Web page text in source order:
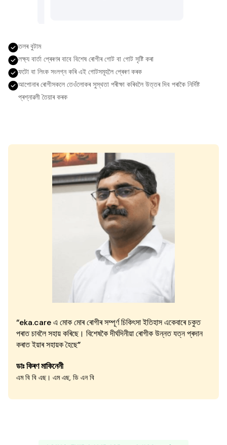
তলৰ বুটাম
লক্ষ্য বাৰ্তা প্ৰেৰণৰ বাবে বিশেষ ৰোগীৰ গোট বা গোট সৃষ্টি কৰা
ফটো বা লিংক সংলগ্ন কৰি এই গোটসমূহলৈ প্ৰেৰণ কৰক
আপোনাৰ ৰোগীসকলে তেওঁলোকৰ সুস্থতা পৰীক্ষা কৰিবলৈ উত্তৰ দিব পৰাকৈ নিৰ্দিষ্ট
প্ৰশ্নাৱলী তৈয়াৰ কৰক
“eka.care এ মোক মোৰ ৰোগীৰ সম্পূৰ্ণ চিকিৎসা ইতিহাস একেবাৰে চকুত
পৰাত চাবলৈ সহায় কৰিছে। বিশেষকৈ দীৰ্ঘদিনীয়া ৰোগীক উন্নত যত্ন প্ৰদান
কৰাত ইয়াৰ সহায়ক হৈছে”
ডাঃ কিৰণ মাকিনেনী
এম বি বি এছ। এম এছ, ডি এন বি